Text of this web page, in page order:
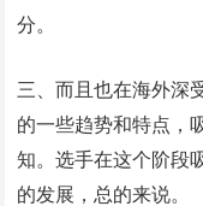
分。
三、而且也在海外深
的一些趋势和特点，
知。选手在这个阶段
的发展，总的来说。